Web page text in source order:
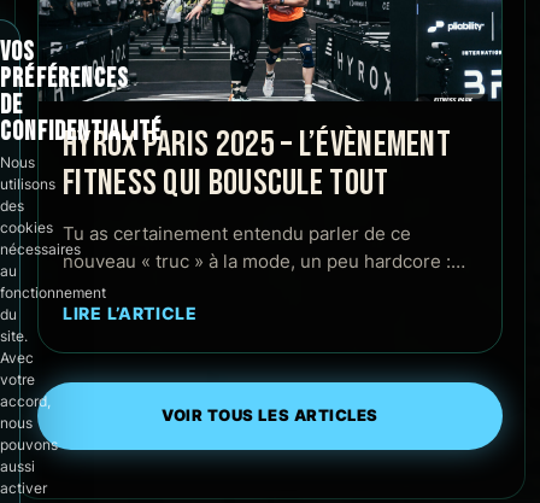
HYROX PARIS 2025 – L’ÉVÈNEMENT
FITNESS QUI BOUSCULE TOUT
Tu as certainement entendu parler de ce
nouveau « truc » à la mode, un peu hardcore :…
LIRE L’ARTICLE
VOIR TOUS LES ARTICLES
VOS
PRÉFÉRENCES
DE
CONFIDENTIALITÉ
Nous
utilisons
des
cookies
nécessaires
au
fonctionnement
du
site.
Avec
votre
accord,
nous
pouvons
aussi
activer